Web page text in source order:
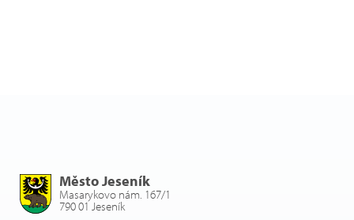
Město Jeseník
Masarykovo nám. 167/1
790 01 Jeseník